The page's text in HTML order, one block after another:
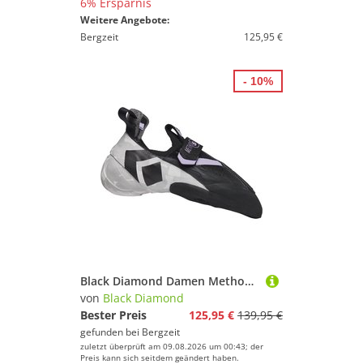
Weitere Angebote:
Bergzeit
125,95 €
Black Diamond Damen Method S Climbing Schuhe
von Black Diamond
Bester Preis
125,95 € 139,95 €
gefunden bei Bergzeit
zuletzt überprüft am 09.08.2026 um 00:43; der
Preis kann sich seitdem geändert haben.
- 10%